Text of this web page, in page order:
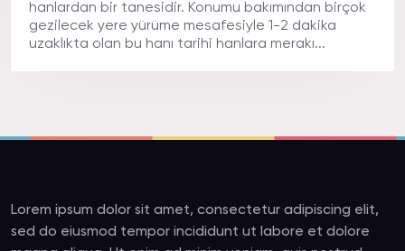
hanlardan bir tanesidir. Konumu bakımından birçok
gezilecek yere yürüme mesafesiyle 1-2 dakika
uzaklıkta olan bu hanı tarihi hanlara merakı...
Lorem ipsum dolor sit amet, consectetur adipiscing elit,
sed do eiusmod tempor incididunt ut labore et dolore